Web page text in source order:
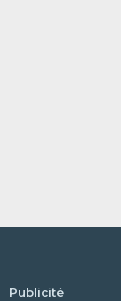
Publicité